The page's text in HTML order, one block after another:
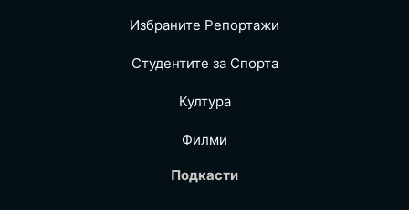
Избраните Репoртажи
Студентите за Спортa
Култура
Филми
Подкасти